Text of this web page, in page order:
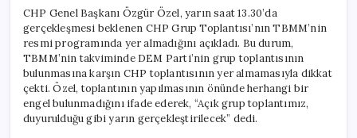
Özgür
Özel
“Kesinlikle
Yapılacak”
Dedi
için
CHP Genel Başkanı Özgür Özel, yarın saat 13.30’da
gerçekleşmesi beklenen CHP Grup Toplantısı’nın TBMM’nin
resmi programında yer almadığını açıkladı. Bu durum,
TBMM’nin takviminde DEM Parti’nin grup toplantısının
bulunmasına karşın CHP toplantısının yer almamasıyla dikkat
çekti. Özel, toplantının yapılmasının önünde herhangi bir
engel bulunmadığını ifade ederek, “Açık grup toplantımız,
duyurulduğu gibi yarın gerçekleştirilecek” dedi.